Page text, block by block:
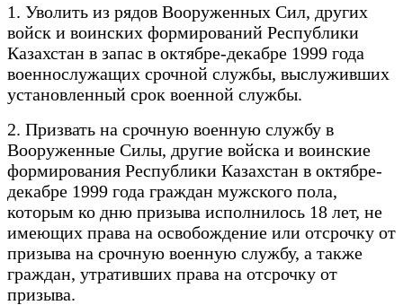
1. Уволить из рядов Вооруженных Сил, других
войск и воинских формирований Республики
Казахстан в запас в октябре-декабре 1999 года
военнослужащих срочной службы, выслуживших
установленный срок военной службы.
2. Призвать на срочную военную службу в
Вооруженные Силы, другие войска и воинские
формирования Республики Казахстан в октябре-
декабре 1999 года граждан мужского пола,
которым ко дню призыва исполнилось 18 лет, не
имеющих права на освобождение или отсрочку от
призыва на срочную военную службу, а также
граждан, утративших права на отсрочку от
призыва.